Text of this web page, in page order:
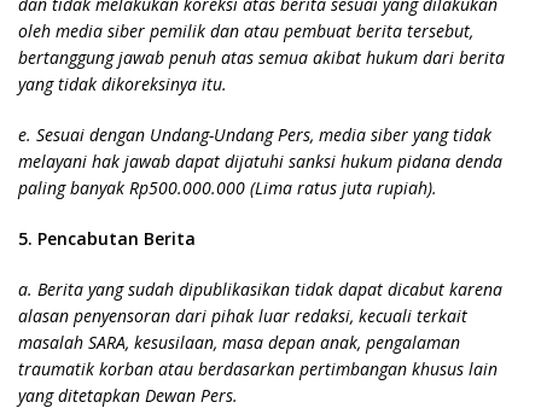
oleh media siber pemilik dan atau pembuat berita tersebut,
bertanggung jawab penuh atas semua akibat hukum dari berita
yang tidak dikoreksinya itu.
e. Sesuai dengan Undang-Undang Pers, media siber yang tidak
melayani hak jawab dapat dijatuhi sanksi hukum pidana denda
paling banyak Rp500.000.000 (Lima ratus juta rupiah).
5. Pencabutan Berita
a. Berita yang sudah dipublikasikan tidak dapat dicabut karena
alasan penyensoran dari pihak luar redaksi, kecuali terkait
masalah SARA, kesusilaan, masa depan anak, pengalaman
traumatik korban atau berdasarkan pertimbangan khusus lain
yang ditetapkan Dewan Pers.